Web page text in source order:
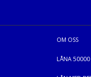
OM OSS
LÅNA 50000